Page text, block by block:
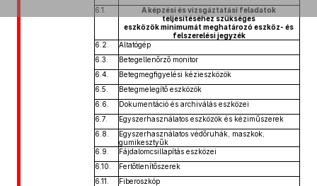
6.1.
A képzési és vizsgáztatási feladatok
teljesítéséhez szükséges
eszközök minimumát meghatározó eszköz- és
felszerelési jegyzék
6.2.
Altatógép
6.3.
Betegellenőrző monitor
6.4.
Betegmegfigyelési kézieszközök
6.5.
Betegmelegítő eszközök
6.6.
Dokumentáció és archiválás eszközei
6.7.
Egyszerhasználatos eszközök és kéziműszerek
6.8.
Egyszerhasználatos védőruhák, maszkok,
gumikesztyűk
6.9.
Fájdalomcsillapítás eszközei
6.10.
Fertőtlenítőszerek
6.11.
Fiberoszkóp